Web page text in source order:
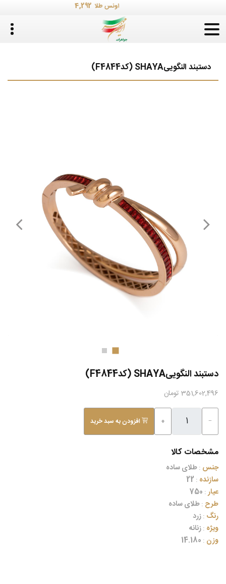
اونس طلا 4,292
دستبند النگوییSHAYA (کدF4844)
دستبند النگوییSHAYA (کدF4844)
351,602,496 تومان
−
+ افزودن به سبد خرید
مشخصات کالا
جنس :طلای ساده
سازنده :
عیار:
طرح :طلای ساده
رنگ :زرد
ویژه :زنانه
وزن :